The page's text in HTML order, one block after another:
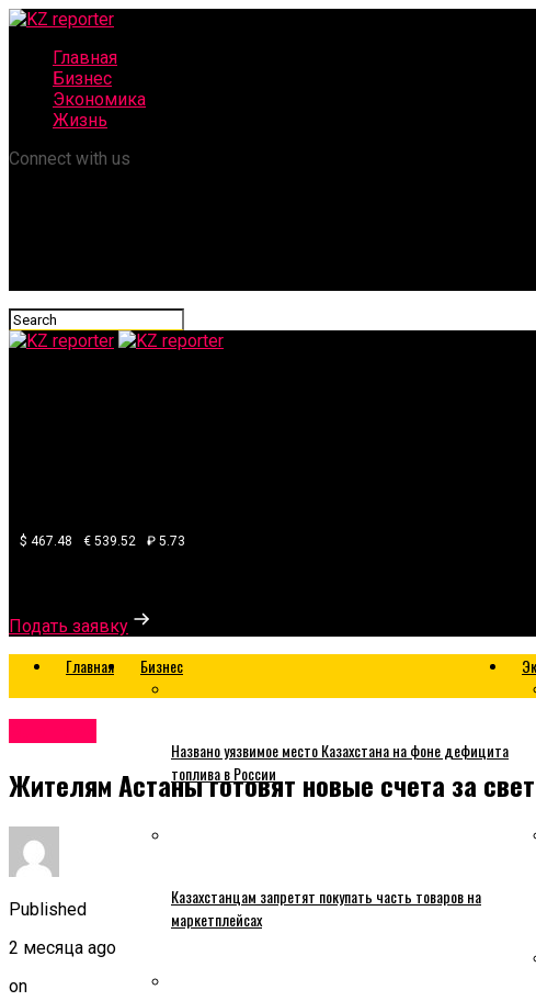
Главная
Бизнес
Экономика
Жизнь
Connect with us
$ 467.48 € 539.52 ₽ 5.73
Подать заявку
Главная Бизнес
Названо уязвимое место Казахстана на фоне дефицита
топлива в России
Казахстанцам запретят покупать часть товаров на
маркетплейсах
Жителям Астаны готовят новые счета за
Published
2 месяца ago
on